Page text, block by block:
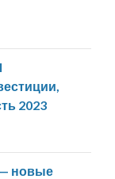
2023
новые